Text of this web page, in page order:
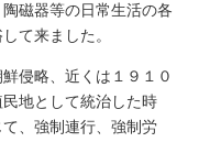
磁器等の日常生活の各
て来ました。
侵略、近くは１９１０
地として統治した時
、強制連行、強制労